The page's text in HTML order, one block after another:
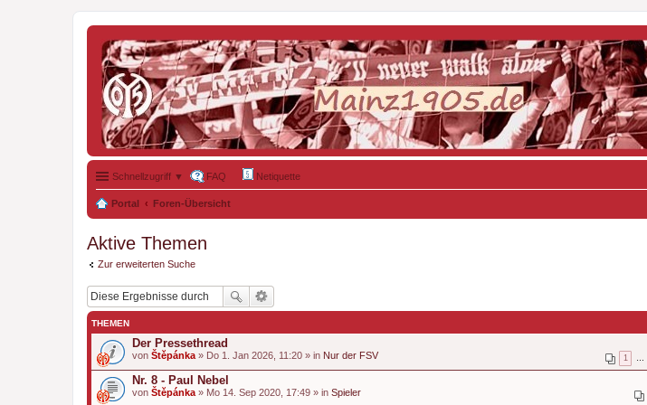
Schnellzugriff ▼ FAQ Netiquette
Portal Foren-Übersicht
Aktive Themen
Zur erweiterten Suche
THEMEN
Der Pressethread
1
von Štěpánka » Do 1. Jan 2026, 11:20 » in Nur der FSV
Nr. 8 - Paul Nebel
von Štěpánka » Mo 14. Sep 2020, 17:49 » in Spieler